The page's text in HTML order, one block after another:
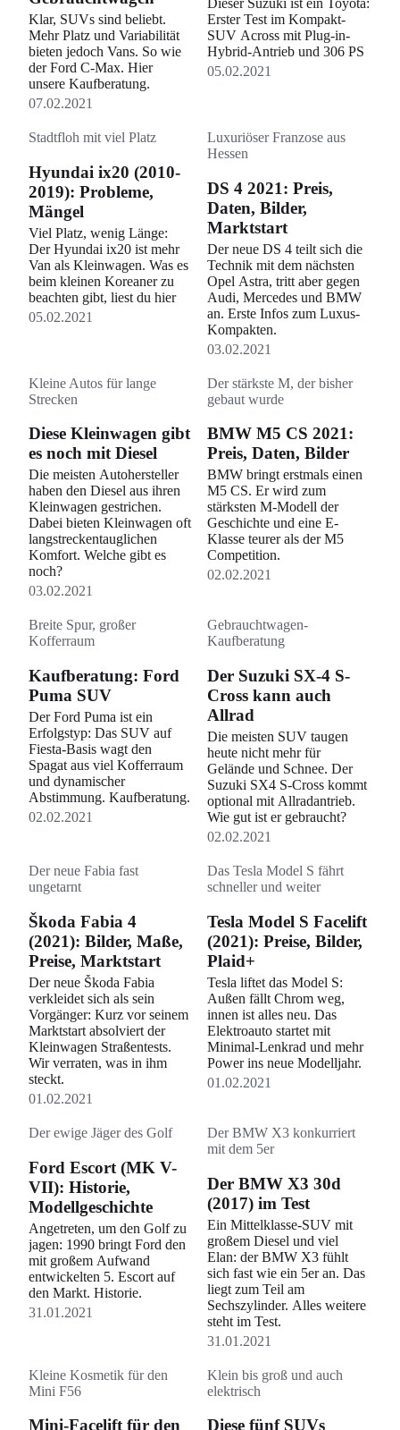
Klar, SUVs sind beliebt.
Mehr Platz und Variabilität
bieten jedoch Vans. So wie
der Ford C-Max. Hier
unsere Kaufberatung.
07.02.2021
Dieser Suzuki ist ein Toyota:
Erster Test im Kompakt-
SUV Across mit Plug-in-
Hybrid-Antrieb und 306 PS
05.02.2021
Stadtfloh mit viel Platz
Hyundai ix20 (2010-
2019): Probleme,
Mängel
Viel Platz, wenig Länge:
Der Hyundai ix20 ist mehr
Van als Kleinwagen. Was es
beim kleinen Koreaner zu
beachten gibt, liest du hier
05.02.2021
Luxuriöser Franzose aus
Hessen
DS 4 2021: Preis,
Daten, Bilder,
Marktstart
Der neue DS 4 teilt sich die
Technik mit dem nächsten
Opel Astra, tritt aber gegen
Audi, Mercedes und BMW
an. Erste Infos zum Luxus-
Kompakten.
03.02.2021
Kleine Autos für lange
Strecken
Diese Kleinwagen gibt
es noch mit Diesel
Die meisten Autohersteller
haben den Diesel aus ihren
Kleinwagen gestrichen.
Dabei bieten Kleinwagen oft
langstreckentauglichen
Komfort. Welche gibt es
noch?
03.02.2021
Der stärkste M, der bisher
gebaut wurde
BMW M5 CS 2021:
Preis, Daten, Bilder
BMW bringt erstmals einen
M5 CS. Er wird zum
stärksten M-Modell der
Geschichte und eine E-
Klasse teurer als der M5
Competition.
02.02.2021
Breite Spur, großer
Kofferraum
Kaufberatung: Ford
Puma SUV
Der Ford Puma ist ein
Erfolgstyp: Das SUV auf
Fiesta-Basis wagt den
Spagat aus viel Kofferraum
und dynamischer
Abstimmung. Kaufberatung.
02.02.2021
Gebrauchtwagen-
Kaufberatung
Der Suzuki SX-4 S-
Cross kann auch
Allrad
Die meisten SUV taugen
heute nicht mehr für
Gelände und Schnee. Der
Suzuki SX4 S-Cross kommt
optional mit Allradantrieb.
Wie gut ist er gebraucht?
02.02.2021
Der neue Fabia fast
ungetarnt
Škoda Fabia 4
(2021): Bilder, Maße,
Preise, Marktstart
Der neue Škoda Fabia
verkleidet sich als sein
Vorgänger: Kurz vor seinem
Marktstart absolviert der
Kleinwagen Straßentests.
Wir verraten, was in ihm
steckt.
01.02.2021
Das Tesla Model S fährt
schneller und weiter
Tesla Model S Facelift
(2021): Preise, Bilder,
Plaid+
Tesla liftet das Model S:
Außen fällt Chrom weg,
innen ist alles neu. Das
Elektroauto startet mit
Minimal-Lenkrad und mehr
Power ins neue Modelljahr.
01.02.2021
Der ewige Jäger des Golf
Ford Escort (MK V-
VII): Historie,
Modellgeschichte
Angetreten, um den Golf zu
jagen: 1990 bringt Ford den
mit großem Aufwand
entwickelten 5. Escort auf
den Markt. Historie.
31.01.2021
Der BMW X3 konkurriert
mit dem 5er
Der BMW X3 30d
(2017) im Test
Ein Mittelklasse-SUV mit
großem Diesel und viel
Elan: der BMW X3 fühlt
sich fast wie ein 5er an. Das
liegt zum Teil am
Sechszylinder. Alles weitere
steht im Test.
31.01.2021
Kleine Kosmetik für den
Mini F56
Mini-Facelift für den
Klein bis groß und auch
elektrisch
Diese fünf SUVs